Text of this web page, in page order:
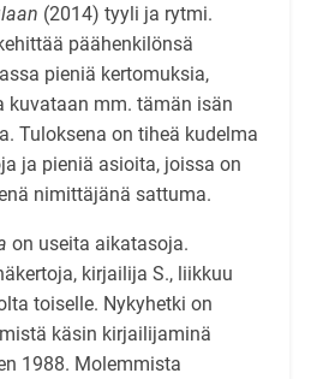
(2014) tyyli ja rytmi.
päähenkilönsä
pieniä kertomuksia,
kuvataan mm. tämän isän
Tuloksena on tiheä kudelma
ja pieniä asioita, joissa on
nimittäjänä sattuma.
on useita aikatasoja.
kirjailija S., liikkuu
toiselle. Nykyhetki on
käsin kirjailijaminä
1988. Molemmista